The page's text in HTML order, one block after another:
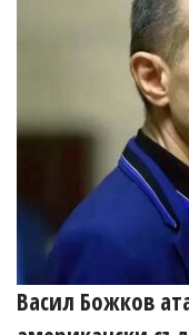
Васил Божков